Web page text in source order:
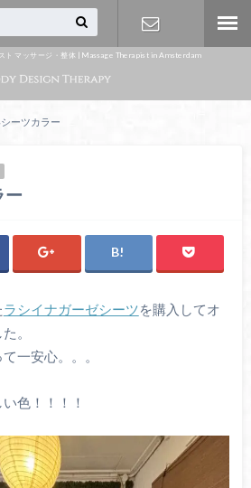
ト マッサージ・整体 | Massage Therapist in Amsterdam
ーツカラー
ー
ラシイナガーゼシーツを購入してオ
。
一安心。。。
色！！！！